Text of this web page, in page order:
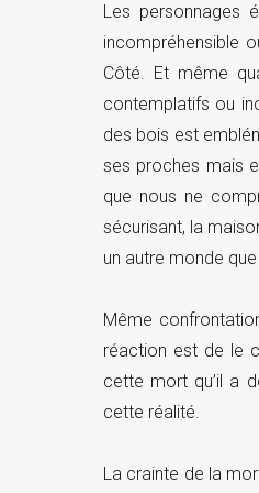
Les personnages
incompréhensible
Côté. Et même
contemplatifs ou
des bois est
ses proches mais
que nous ne
sécurisant, la
un autre monde
Même
réaction est de le
cette mort qu’il a
cette réalité.
La crainte de la